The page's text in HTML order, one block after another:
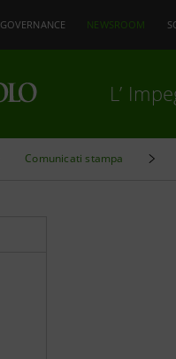
GOVERNANCE NEWSROOM
L’
Comunicati stampa